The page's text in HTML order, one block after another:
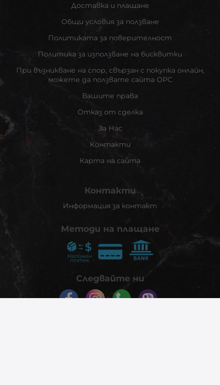
Доставка и плащане
Общи условия за ползване
Политиката за поверителност
Политика за използване на бисквитки
При възникване на спор, свързан с покупка онлайн,
можете да ползвате сайта ОРС
Вашите права
Отказ от сделка
За Нас
Контакти
Карта на сайта
Контакти
Информация за контакт
Методи на плащане
Следвайте ни